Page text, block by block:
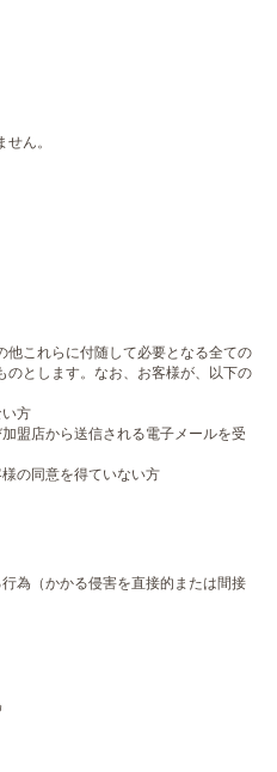
ん。
他これらに付随して必要となる全ての
のとします。なお、お客様が、以下の
方
盟店から送信される電子メールを受
の同意を得ていない方
為（かかる侵害を直接的または間接